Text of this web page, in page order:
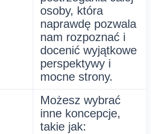
osoby, która
naprawdę pozwala
nam rozpoznać i
docenić wyjątkowe
perspektywy i
mocne strony.
Możesz wybrać
inne koncepcje,
takie jak: